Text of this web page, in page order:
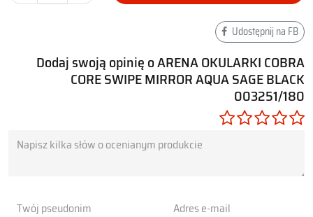
Udostępnij na FB
Dodaj swoją opinię o ARENA OKULARKI COBRA
CORE SWIPE MIRROR AQUA SAGE BLACK
003251/180